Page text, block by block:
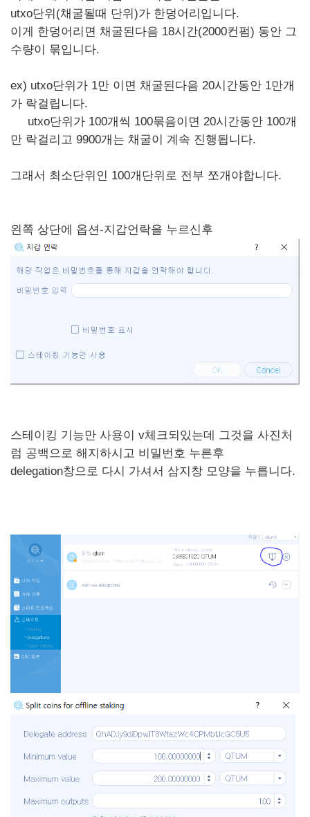
utxo단위(채굴될때 단위)가 한덩어리입니다.
이게 한덩어리면 채굴된다음 18시간(2000컨펌) 동안 그
수량이 묶입니다.
ex) utxo단위가 1만 이면 채굴된다음 20시간동안 1만개
가 락걸립니다.
utxo단위가 100개씩 100묶음이면 20시간동안 100개
만 락걸리고 9900개는 채굴이 계속 진행됩니다.
그래서 최소단위인 100개단위로 전부 쪼개야합니다.
왼쪽 상단에 옵션-지갑언락을 누르신후
스테이킹 기능만 사용이 v체크되있는데 그것을 사진처
럼 공백으로 해지하시고 비밀번호 누른후
delegation창으로 다시 가셔서 삼지창 모양을 누릅니다.